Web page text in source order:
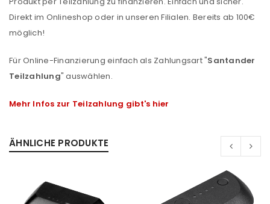
Direkt im Onlineshop oder in unseren Filialen. Bereits ab 100€
möglich!
Für Online-Finanzierung einfach als Zahlungsart "Santander
Teilzahlung" auswählen.
Mehr Infos zur Teilzahlung gibt's hier
ÄHNLICHE PRODUKTE